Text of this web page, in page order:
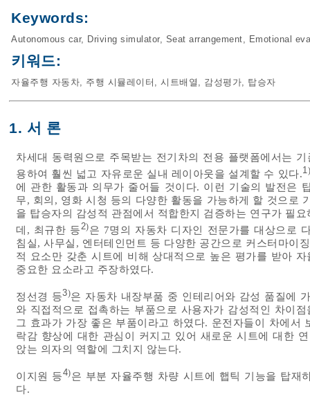
Keywords:
Autonomous car, Driving simulator, Seat arrangement, Emotional
키워드:
자율주행 자동차, 주행 시뮬레이터 , 시트배열 , 감성평가, 탑승자
1. 서 론
차세대 동력원으로 주목받는 전기차의 전용 플랫폼에서는
용하여 훨씬 넓고 자유로운 실내 레이아웃을 설계할 수 있다.1
에 관한 활동과 의무가 줄어들 것이다. 이런 기술의 발전은
무, 회의, 영화 시청 등의 다양한 활동을 가능하게 할 것으로
을 탑승자의 감성적 관점에서 적합한지 검증하는 연구가 필
데, 최규한 등 2)은 7명의 자동차 디자인 전문가를 대상으로
침실, 사무실, 엔터테인먼트 등 다양한 공간으로 커스터마이
적 요소만 갖춘 시트에 비해 상대적으로 높은 평가를 받아
중요한 요소라고 주장하였다.
정선경 등3)은 자동차 내장부품 중 인테리어와 감성 품질에
와 직접적으로 접촉하는 부품으로 사용자가 감성적인 차이
그 효과가 가장 좋은 부품이라고 하였다. 운전자들이 차에
락감 향상에 대한 관심이 커지고 있어 새로운 시트에 대한
앉는 의자의 역할에 그치지 않는다.
이지원 등4)은 부분 자율주행 차량 시트에 햅틱 기능을 탑재
다.